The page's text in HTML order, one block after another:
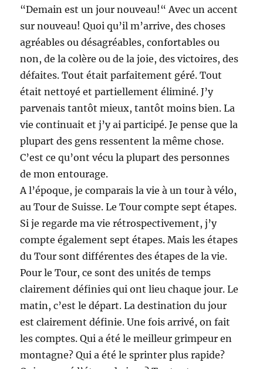
“Demain est un jour nouveau!“ Avec un accent
sur nouveau! Quoi qu’il m’arrive, des choses
agréables ou désagréables, confortables ou
non, de la colère ou de la joie, des victoires, des
défaites. Tout était parfaitement géré. Tout
était nettoyé et partiellement éliminé. J’y
parvenais tantôt mieux, tantôt moins bien. La
vie continuait et j’y ai participé. Je pense que la
plupart des gens ressentent la même chose.
C’est ce qu’ont vécu la plupart des personnes
de mon entourage.
A l’époque, je comparais la vie à un tour à vélo,
au Tour de Suisse. Le Tour compte sept étapes.
Si je regarde ma vie rétrospectivement, j’y
compte également sept étapes. Mais les étapes
du Tour sont différentes des étapes de la vie.
Pour le Tour, ce sont des unités de temps
clairement définies qui ont lieu chaque jour. Le
matin, c’est le départ. La destination du jour
est clairement définie. Une fois arrivé, on fait
les comptes. Qui a été le meilleur grimpeur en
montagne? Qui a été le sprinter plus rapide?